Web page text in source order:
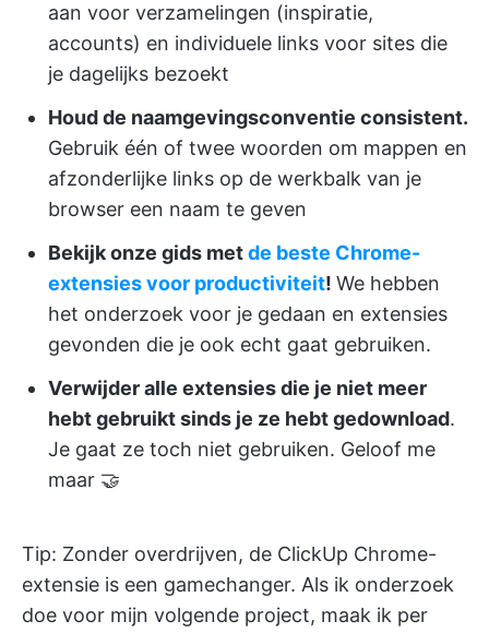
aan voor verzamelingen (inspiratie,
accounts) en individuele links voor sites die
je dagelijks bezoekt
Houd de naamgevingsconventie consistent.
Gebruik één of twee woorden om mappen en
afzonderlijke links op de werkbalk van je
browser een naam te geven
Bekijk onze gids metde beste Chrome-
extensies voor productiviteit! We hebben
het onderzoek voor je gedaan en extensies
gevonden die je ook echt gaat gebruiken.
Verwijder alle extensies die je niet meer
hebt gebruikt sinds je ze hebt gedownload.
Je gaat ze toch niet gebruiken. Geloof me
maar 🤝
Tip: Zonder overdrijven, de ClickUp Chrome-
extensie is een gamechanger. Als ik onderzoek
doe voor mijn volgende project, maak ik per